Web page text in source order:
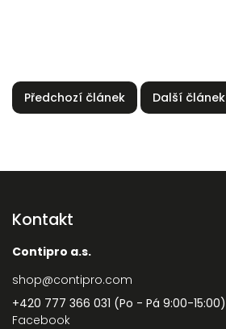
Předchozí článek Další článek
Kontakt
Contipro a.s.
shop@contipro.com
+420 777 366 031 (Po - Pá 9:00-15:00)
Facebook